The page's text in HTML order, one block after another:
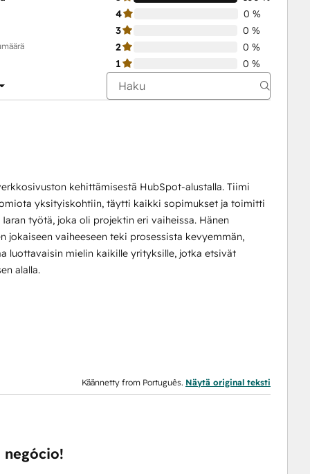
4
0 %
3
0 %
2
0 %
1
0 %
kehittämisestä HubSpot-alustalla. Tiimi
yksityiskohtiin, täytti kaikki sopimukset ja toimitti
työtä, joka oli projektin eri vaiheissa. Hänen
vaiheeseen teki prosessista kevyemmän,
luottavaisin mielin kaikille yrityksille, jotka etsivät
alalla.
Käännetty from Português. Näytä original teksti
negócio!